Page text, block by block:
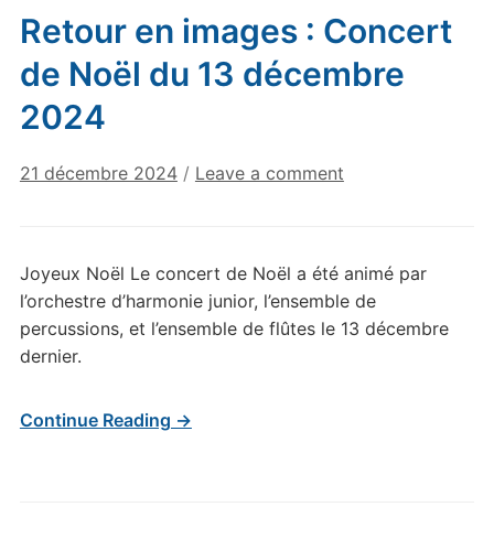
Retour en images : Concert
de Noël du 13 décembre
2024
21 décembre 2024 / Leave a comment
Joyeux Noël Le concert de Noël a été animé par
l’orchestre d’harmonie junior, l’ensemble de
percussions, et l’ensemble de flûtes le 13 décembre
dernier.
Continue Reading →